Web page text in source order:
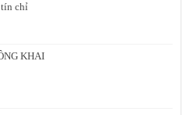
tín chỉ
KHAI